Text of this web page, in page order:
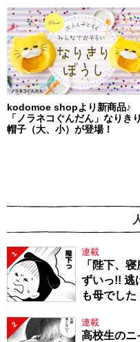
kodomoe shopより新商品♪
「ノラネコぐんだん」なりきり
帽子（大、小）が登場！
1 連載
「陛下、
ずいっ!!
も母でした
2 連載
高校生のニ